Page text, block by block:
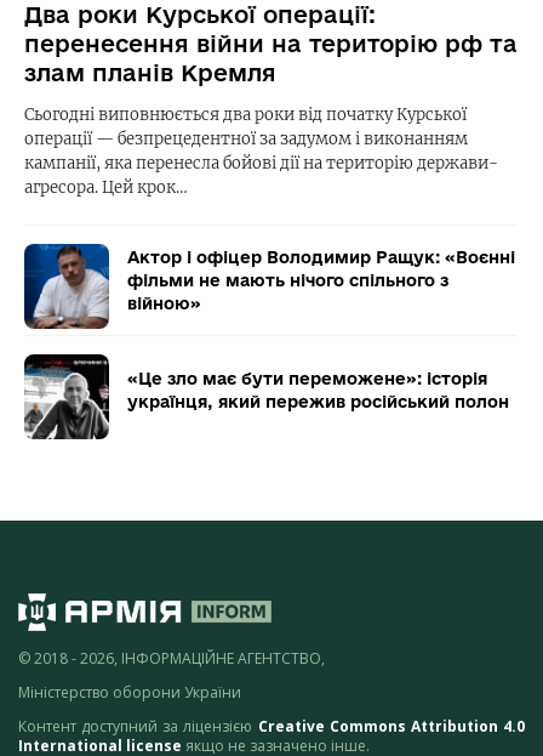
Два роки Курської операції:
перенесення війни на територію рф та
злам планів Кремля
Сьогодні виповнюється два роки від початку Курської
операції — безпрецедентної за задумом і виконанням
кампанії, яка перенесла бойові дії на територію держави-
агресора. Цей крок…
Актор і офіцер Володимир Ращук: «Воєнні
фільми не мають нічого спільного з
війною»
«Це зло має бути переможене»: історія
українця, який пережив російський полон
© 2018 - 2026, ІНФОРМАЦІЙНЕ АГЕНТСТВО,
Міністерство оборони України
Контент доступний за ліцензією Creative Commons Attribution 4.0
International license якщо не зазначено інше.